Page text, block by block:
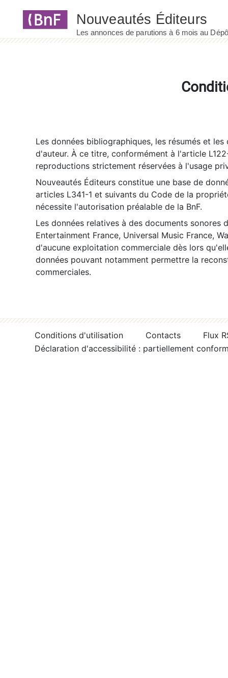
Les données bibliographiques, les résumés et
d'auteur. À ce titre, conformément à l'article
reproductions strictement réservées à l'usage
Nouveautés Éditeurs constitue une base de
articles L341-1 et suivants du Code de la
nécessite l'autorisation préalable de la BnF.
Les données relatives à des documents sonores
Entertainment France, Universal Music France,
d'aucune exploitation commerciale dès lors
données pouvant notamment permettre la
commerciales.
Conditions d'utilisation Contacts
Flux
Déclaration d'accessibilité : partiellement